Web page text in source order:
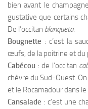
bien avant le
gustative que certains
De l’occitan blanqueta.
Bougnette : c’est la
œufs, de la poitrine et du
Cabécou : de l’occitan
chèvre du Sud-Ouest.
et le Rocamadour dans le
Cansalade : c’est une